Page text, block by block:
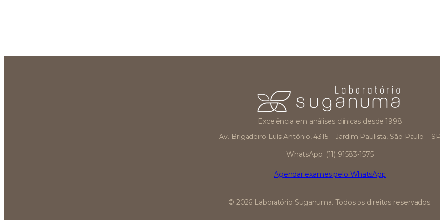
Excelência em análises clínicas desde 1998
Av. Brigadeiro Luís Antônio, 4315 – Jardim Paulista, São Paulo –
WhatsApp: (11) 91583-1575
Agendar exames pelo WhatsApp
© 2026 Laboratório Suganuma. Todos os direitos reservados.